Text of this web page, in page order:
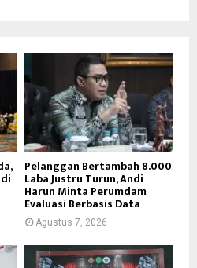
Pelanggan Bertambah 8.000,
Laba Justru Turun, Andi
Harun Minta Perumdam
Evaluasi Berbasis Data
Agustus 7, 2026